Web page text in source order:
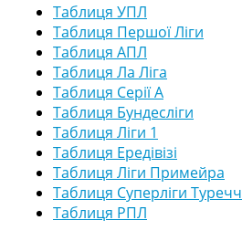
Таблиця УПЛ
Таблиця Першої Ліги
Таблиця АПЛ
Таблиця Ла Ліга
Таблиця Серії А
Таблиця Бундесліги
Таблиця Ліги 1
Таблиця Ередівізі
Таблиця Ліги Примейра
Таблиця Суперліги
Таблиця РПЛ